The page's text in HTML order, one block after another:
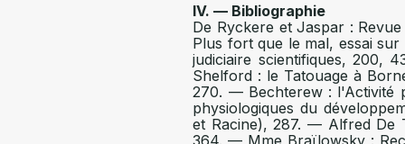
IV. — Bibliographie
De Ryckere et Jaspar :
Plus fort que le mal, essai
judiciaire scientifiques,
Shelford : le Tatouage à
270. — Bechterew : l'Activité
physiologiques du
et Racine), 287. — Alfred De
364. — Mme Braïlowsky :